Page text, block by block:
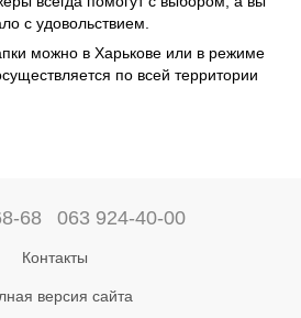
с удовольствием.
можно в Харькове или в режиме
по всей территории
68 063 924-40-00
Контакты
версия сайта